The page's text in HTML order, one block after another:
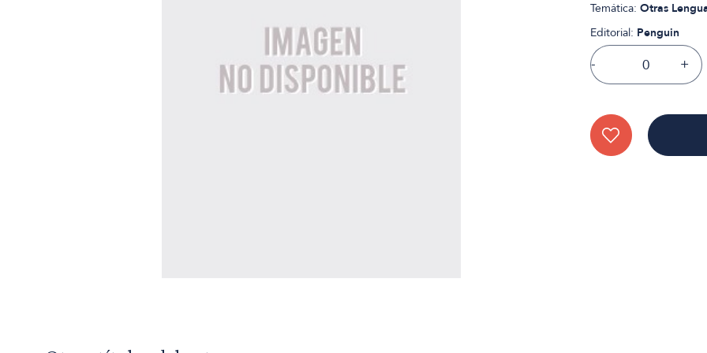
Temática: Otras
Editorial: Penguin
- +